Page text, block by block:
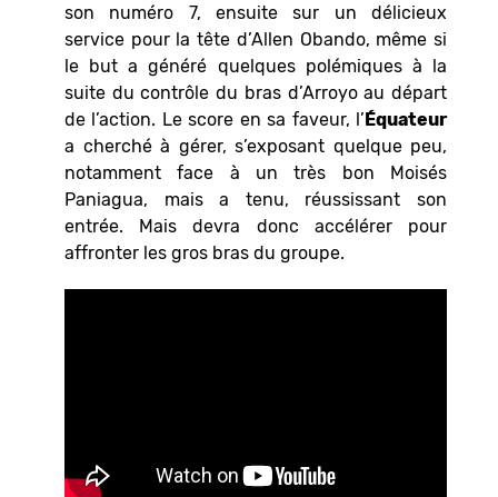
son numéro 7, ensuite sur un délicieux
service pour la tête d’Allen Obando, même si
le but a généré quelques polémiques à la
suite du contrôle du bras d’Arroyo au départ
de l’action. Le score en sa faveur, l’Équateur
a cherché à gérer, s’exposant quelque peu,
notamment face à un très bon Moisés
Paniagua, mais a tenu, réussissant son
entrée. Mais devra donc accélérer pour
affronter les gros bras du groupe.